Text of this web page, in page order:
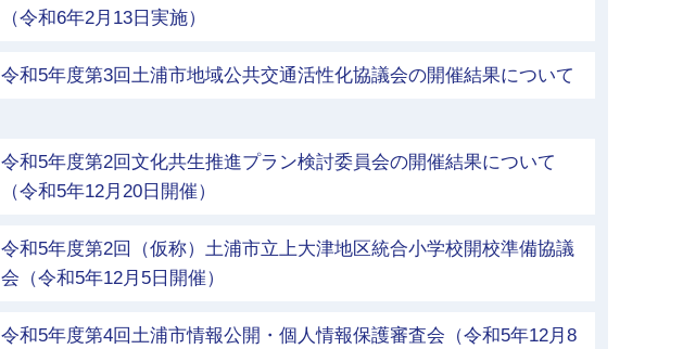
（令和6年2月13日実施）
令和5年度第3回土浦市地域公共交通活性化協議会の開催結果について
令和5年度第2回文化共生推進プラン検討委員会の開催結果について
（令和5年12月20日開催）
令和5年度第2回（仮称）土浦市立上大津地区統合小学校開校準備協議
会（令和5年12月5日開催）
令和5年度第4回土浦市情報公開・個人情報保護審査会（令和5年12月8